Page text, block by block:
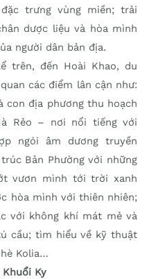
trưng vùng miền; trải
dược liệu và hòa mình
người dân bản địa.
trên, đến Hoài Khao, du
các điểm lân cận như:
con địa phương thu hoạch
Rẻo – nơi nổi tiếng với
ngói âm dương truyền
Bản Phường với những
vươn mình tới trời xanh
hòa mình với thiên nhiên;
với không khí mát mẻ và
cầu; tìm hiểu về kỹ thuật
Kolia…
Ky